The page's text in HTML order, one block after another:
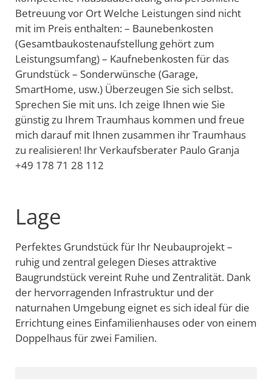
Betreuung vor Ort Welche Leistungen sind nicht
mit im Preis enthalten: – Baunebenkosten
(Gesamtbaukostenaufstellung gehört zum
Leistungsumfang) – Kaufnebenkosten für das
Grundstück – Sonderwünsche (Garage,
SmartHome, usw.) Überzeugen Sie sich selbst.
Sprechen Sie mit uns. Ich zeige Ihnen wie Sie
günstig zu Ihrem Traumhaus kommen und freue
mich darauf mit Ihnen zusammen ihr Traumhaus
zu realisieren! Ihr Verkaufsberater Paulo Granja
+49 178 71 28 112
Lage
Perfektes Grundstück für Ihr Neubauprojekt –
ruhig und zentral gelegen Dieses attraktive
Baugrundstück vereint Ruhe und Zentralität. Dank
der hervorragenden Infrastruktur und der
naturnahen Umgebung eignet es sich ideal für die
Errichtung eines Einfamilienhauses oder von einem
Doppelhaus für zwei Familien.